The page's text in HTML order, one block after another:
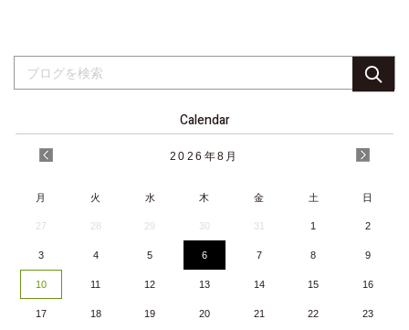
Calendar
2026 年8月
月 火 水 木 金 土 日
27 28 29 30 31 1 2
3 4 5 6 7 8 9
10 11 12 13 14 15 16
17 18 19 20 21 22 23